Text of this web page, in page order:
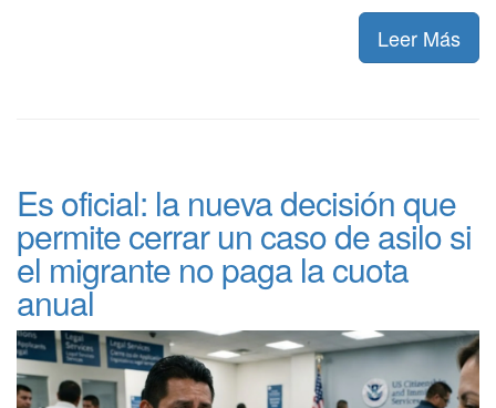
Leer Más
Es oficial: la nueva decisión que
permite cerrar un caso de asilo si
el migrante no paga la cuota
anual